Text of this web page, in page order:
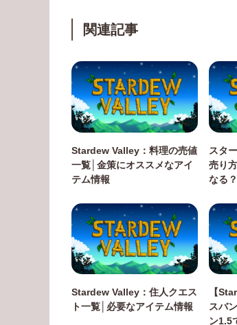
関連記事
Stardew Valley：料理の売値
一覧│金策にオススメなアイ
テム情報
スタ
売り
なる？
Stardew Valley：住人クエス
ト一覧│必要なアイテム情報
【
スバ
ン1.5